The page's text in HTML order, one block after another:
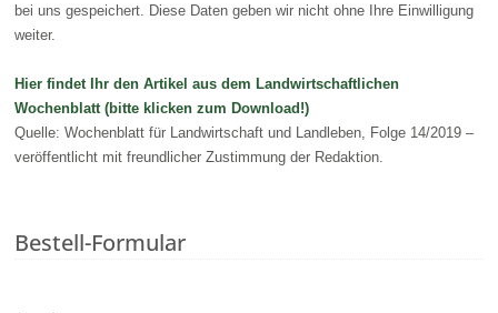
bei uns gespeichert. Diese Daten geben wir nicht ohne Ihre Einwilligung
weiter.
Hier findet Ihr den Artikel aus dem Landwirtschaftlichen
Wochenblatt (bitte klicken zum Download!)
Quelle: Wochenblatt für Landwirtschaft und Landleben, Folge 14/2019 –
veröffentlicht mit freundlicher Zustimmung der Redaktion.
Bestell-Formular